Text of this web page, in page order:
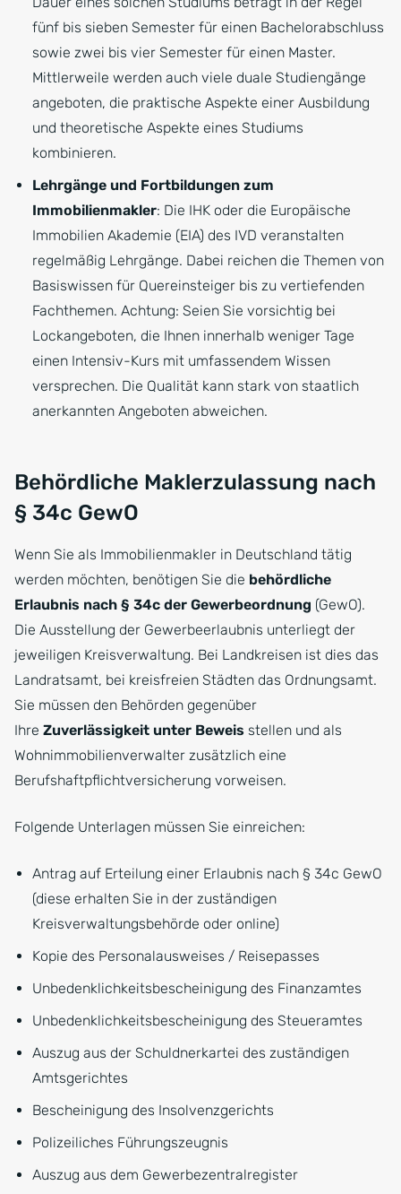
fünf bis sieben Semester für einen Bachelorabschluss
sowie zwei bis vier Semester für einen Master.
Mittlerweile werden auch viele duale Studiengänge
angeboten, die praktische Aspekte einer Ausbildung
und theoretische Aspekte eines Studiums
kombinieren.
Lehrgänge und Fortbildungen zum
Immobilienmakler: Die IHK oder die Europäische
Immobilien Akademie (EIA) des IVD veranstalten
regelmäßig Lehrgänge. Dabei reichen die Themen von
Basiswissen für Quereinsteiger bis zu vertiefenden
Fachthemen. Achtung: Seien Sie vorsichtig bei
Lockangeboten, die Ihnen innerhalb weniger Tage
einen Intensiv-Kurs mit umfassendem Wissen
versprechen. Die Qualität kann stark von staatlich
anerkannten Angeboten abweichen.
Behördliche Maklerzulassung nach
§ 34c GewO
Wenn Sie als Immobilienmakler in Deutschland tätig
werden möchten, benötigen Sie die behördliche
Erlaubnis nach § 34c der Gewerbeordnung (GewO).
Die Ausstellung der Gewerbeerlaubnis unterliegt der
jeweiligen Kreisverwaltung. Bei Landkreisen ist dies das
Landratsamt, bei kreisfreien Städten das Ordnungsamt.
Sie müssen den Behörden gegenüber
Ihre Zuverlässigkeit unter Beweis stellen und als
Wohnimmobilienverwalter zusätzlich eine
Berufshaftpflichtversicherung vorweisen.
Folgende Unterlagen müssen Sie einreichen:
Antrag auf Erteilung einer Erlaubnis nach § 34c GewO
(diese erhalten Sie in der zuständigen
Kreisverwaltungsbehörde oder online)
Kopie des Personalausweises / Reisepasses
Unbedenklichkeitsbescheinigung des Finanzamtes
Unbedenklichkeitsbescheinigung des Steueramtes
Auszug aus der Schuldnerkartei des zuständigen
Amtsgerichtes
Bescheinigung des Insolvenzgerichts
Polizeiliches Führungszeugnis
Auszug aus dem Gewerbezentralregister